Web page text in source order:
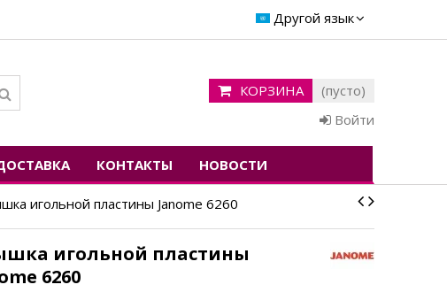
Другой язык
КОРЗИНА
(пусто)
Войти
КОНТАКТЫ НОВОСТИ
игольной пластины Janome 6260
игольной пластины
6260